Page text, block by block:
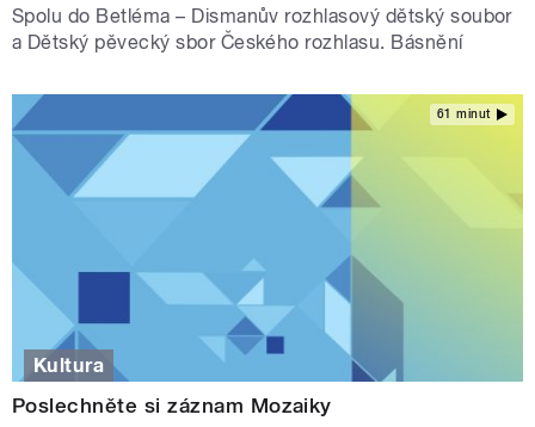
Spolu do Betléma – Dismanův rozhlasový dětský soubor
a Dětský pěvecký sbor Českého rozhlasu. Básnění
61 minut
Kultura
Poslechněte si záznam Mozaiky